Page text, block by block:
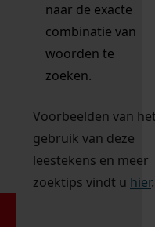
naar de exacte
combinatie van
woorden te
zoeken.
Voorbeelden van
gebruik van deze
leestekens en meer
zoektips vindt u hier.